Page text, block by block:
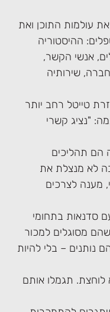
את עולמות התוכן ואת
ההיסטוריה
אנשי הקשר,
שירותיה
טייטל רחב יותר
"נציג קשרי
הם תהליכים
לא מנצלת את
מענה לצרכים
סדנאות בתחומי
מסוגלים למכור
נותנים – בלי להיות
לוחצת. תגמלו אותם